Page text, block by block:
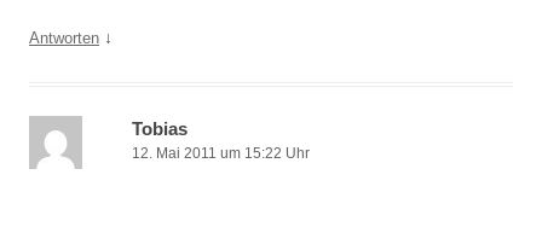
Antworten ↓
Tobias
12. Mai 2011 um 15:22 Uhr